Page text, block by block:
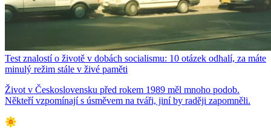
Test znalostí o životě v dobách socialismu: 10 otázek odhalí, za máte
minulý režim stále v živé paměti
Život v Československu před rokem 1989 měl mnoho podob.
Někteří vzpomínají s úsměvem na tváři, jiní by raději zapomněli.